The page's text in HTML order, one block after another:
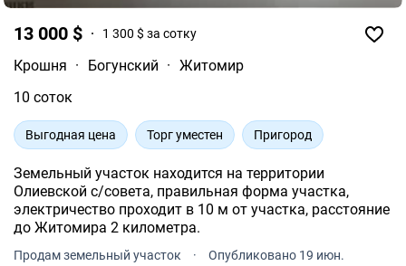
13 000 $ 1 300 $ за сотку
Крошня · Богунский · Житомир
10 соток
Выгодная цена Торг уместен Пригород
Земельный участок находится на территории
Олиевской с/совета, правильная форма участка,
электричество проходит в 10 м от участка, расстояние
до Житомира 2 километра.
Продам земельный участок · Опубликовано 19 июн.